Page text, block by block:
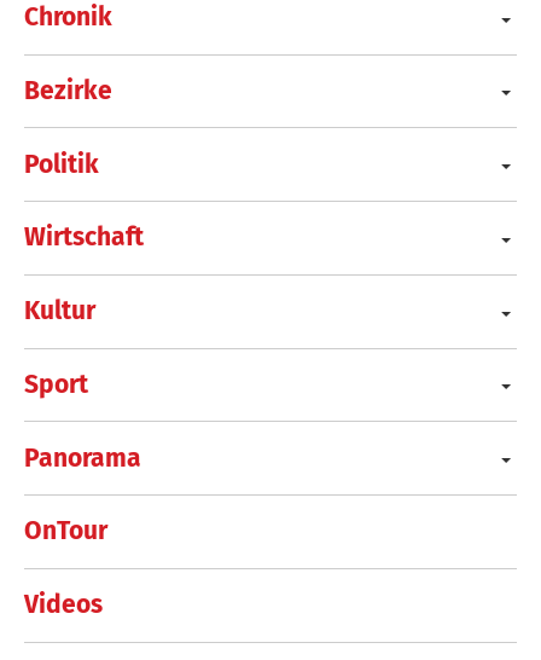
Chronik
Bezirke
Politik
Wirtschaft
Kultur
Sport
Panorama
OnTour
Videos